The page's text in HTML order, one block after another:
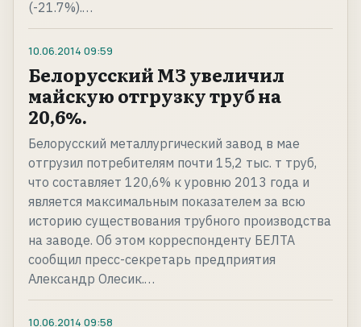
(-21.7%).…
10.06.2014 09:59
Белорусский МЗ увеличил
майскую отгрузку труб на
20,6%.
Белорусский металлургический завод в мае
отгрузил потребителям почти 15,2 тыс. т труб,
что составляет 120,6% к уровню 2013 года и
является максимальным показателем за всю
историю существования трубного производства
на заводе. Об этом корреспонденту БЕЛТА
сообщил пресс-секретарь предприятия
Александр Олесик.…
10.06.2014 09:58